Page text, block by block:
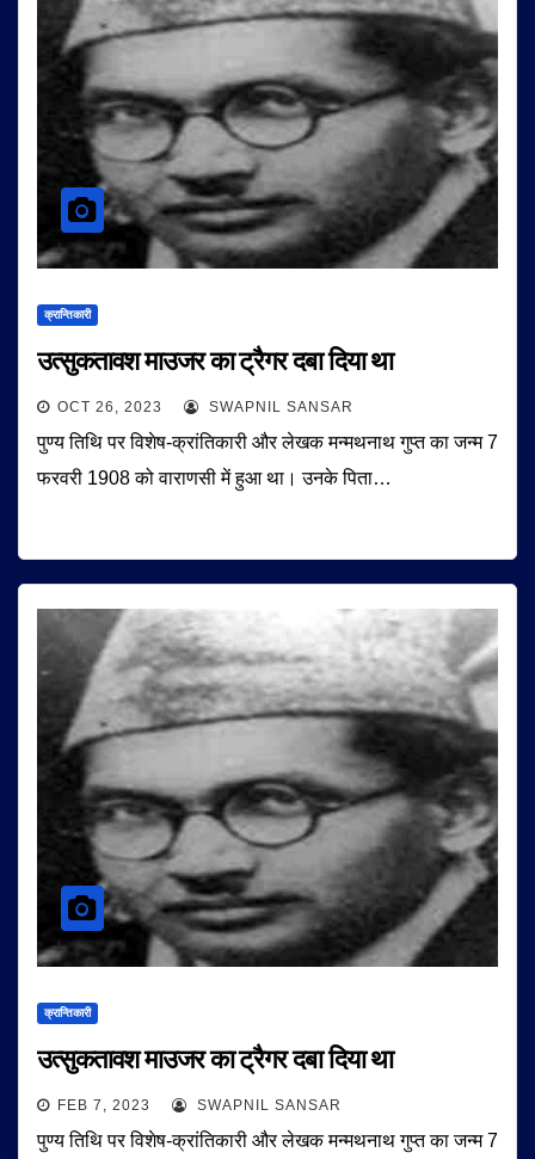
क्रान्तिकारी
उत्सुकतावश माउजर का ट्रैगर दबा दिया था
OCT 26, 2023 SWAPNIL SANSAR
पुण्य तिथि पर विशेष-क्रांतिकारी और लेखक मन्मथनाथ गुप्त का जन्म 7
फरवरी 1908 को वाराणसी में हुआ था। उनके पिता…
क्रान्तिकारी
उत्सुकतावश माउजर का ट्रैगर दबा दिया था
FEB 7, 2023 SWAPNIL SANSAR
पुण्य तिथि पर विशेष-क्रांतिकारी और लेखक मन्मथनाथ गुप्त का जन्म 7